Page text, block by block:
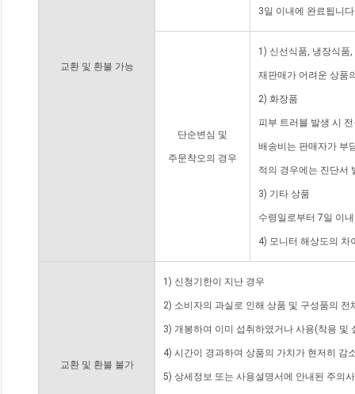
교환 및 환불 가능
3일 이내에 완료됩니
단순변심 및
주문착오의 경우
1) 신선식품, 냉장식품
재판매가 어려운 상품
2) 화장품
피부 트러블 발생 시
배송비는 판매자가 부
적의 경우에는 진단서
3) 기타 상품
수령일로부터 7일 이
4) 모니터 해상도의 차
교환 및 환불 불가
1) 신청기한이 지난 경우
2) 소비자의 과실로 인해 상품 및 구성품의
3) 개봉하여 이미 섭취하였거나 사용(착용 및
4) 시간이 경과하여 상품의 가치가 현저히 감
5) 상세정보 또는 사용설명서에 안내된 주의